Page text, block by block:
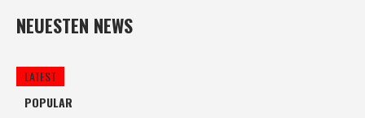
NEUESTEN NEWS
LATEST
POPULAR